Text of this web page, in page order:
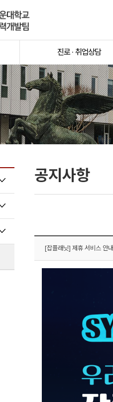
진로 · 취업상담
공지사항
[잡플래닛] 제휴 서비스 안내